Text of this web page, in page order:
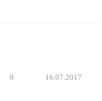
0 16.07.2017